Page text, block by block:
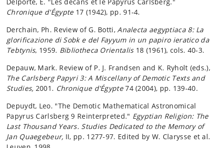
Chronique d'Égypte17 (1942), pp. 91-4.
Derchain, Ph. Review of G. Botti,Analecta aegyptiaca 8: La
glorificazione di Sobk e del Fayyum in un papiro ieratico da
Tebtynis, 1959. Bibliotheca Orientalis18 (1961), cols. 40-3.
Depauw, Mark. Review of P. J. Frandsen and K. Ryholt (eds.),
The Carlsberg Papyri 3: A Miscellany of Demotic Texts and
Studies, 2001. Chronique d'Égypte74 (2004), pp. 139-40.
Depuydt, Leo. "The Demotic Mathematical Astronomical
Papyrus Carlsberg 9 Reinterpreted." Egyptian Religion: The
Last Thousand Years. Studies Dedicated to the Memory of
Jan Quaegebeur, II, pp. 1277-97. Edited by W. Clarysse et al.